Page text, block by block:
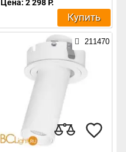
Цена: 2 298 Р.
Купить
211470